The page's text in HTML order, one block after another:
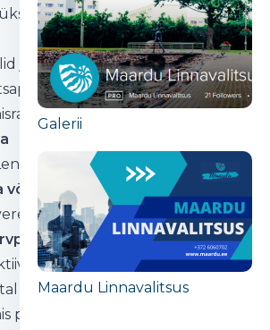
loodusliku murukattega, teine
ja staadionid.
ühes 3 ja 5 km pikkuste
platsil.
võrkpalliplatsMuugal.
ja Muugal
äljak,vabaõhu trenazöörid
spordielu keskus, kus
mitmekülgsed ja kaasahaaravad
pakuvad osalemis- ja
Galerii
Maardu Linnavalitsus